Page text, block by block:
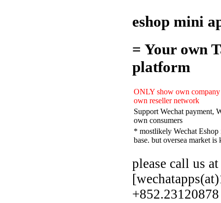
eshop mini
= Your own
platform
ONLY show own company
own reseller network
Support Wechat payment,
own consumers
* mostlikely Wechat Eshop
base. but oversea market
please call us